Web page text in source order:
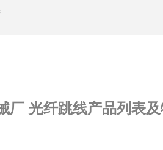
厂 光纤跳线产品列表